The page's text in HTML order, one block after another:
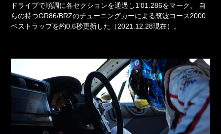
ドライブで順調に各セクションを通過し1’01.286をマーク。
自
らの持つGR86/BRZのチューニングカーによる筑波コース2000
ベストラップを約0.6秒更新した（2021.12.28現在）。